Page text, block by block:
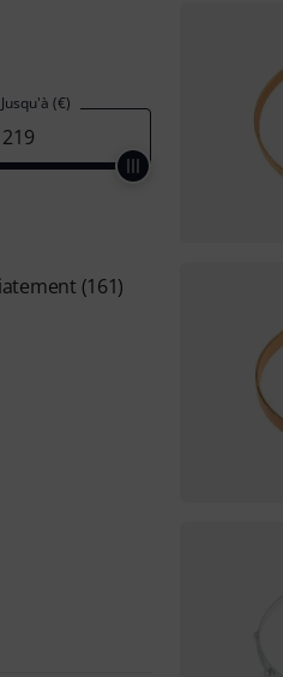
Jusqu'à (€)
(161)